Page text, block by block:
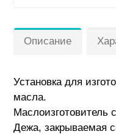
Описание
Установка для
масла.
Маслоизготовитель
Дежа, закрывае­мая